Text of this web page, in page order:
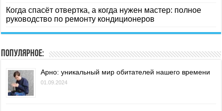
Когда спасёт отвертка, а когда нужен мастер: полное
руководство по ремонту кондиционеров
Популярное:
Арно: уникальный мир обитателей нашего времени
01.09.2024